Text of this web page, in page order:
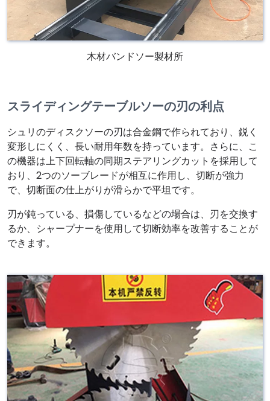
木材バンドソー製材所
スライディングテーブルソーの刃の利点
シュリのディスクソーの刃は合金鋼で作られており、鋭く
変形しにくく、長い耐用年数を持っています。さらに、こ
の機器は上下回転軸の同期ステアリングカットを採用して
おり、2つのソーブレードが相互に作用し、切断が強力
で、切断面の仕上がりが滑らかで平坦です。
刃が鈍っている、損傷しているなどの場合は、刃を交換す
るか、シャープナーを使用して切断効率を改善することが
できます。